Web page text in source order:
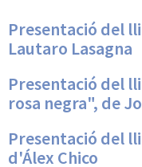
Presentació del
Lautaro Lasagna
Presentació del
rosa negra", de
Presentació del
d'Álex Chico